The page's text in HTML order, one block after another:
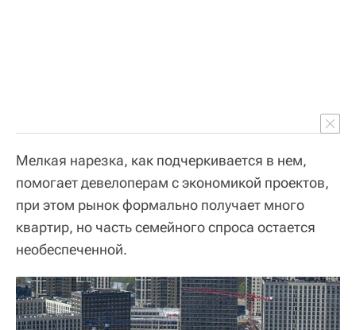
Мелкая нарезка, как подчеркивается в нем,
помогает девелоперам с экономикой проектов,
при этом рынок формально получает много
квартир, но часть семейного спроса остается
необеспеченной.